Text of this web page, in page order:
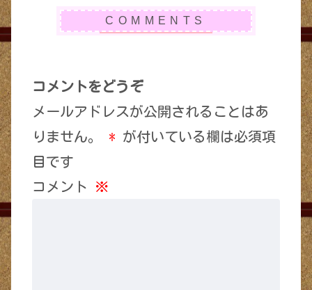
コメントをどうぞ
メールアドレスが公開されることはあ
りません。
* が付いている欄は必須項
目です
コメント ※